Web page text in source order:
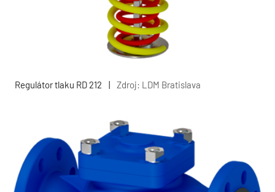
Regulátor tlaku RD 212 | Zdroj: LDM Bratislava